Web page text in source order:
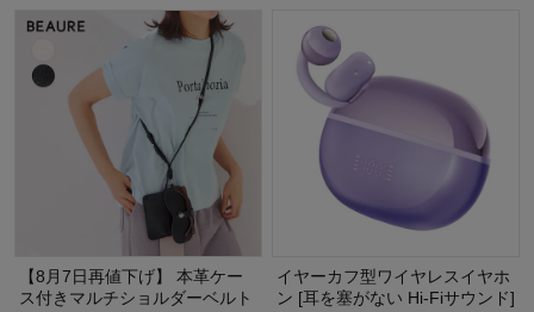
【8月7日再値下げ】 本革ケー
ス付きマルチショルダーベルト
イヤーカフ型ワイヤレスイヤホ
ン [耳を塞がない Hi-Fiサウンド]